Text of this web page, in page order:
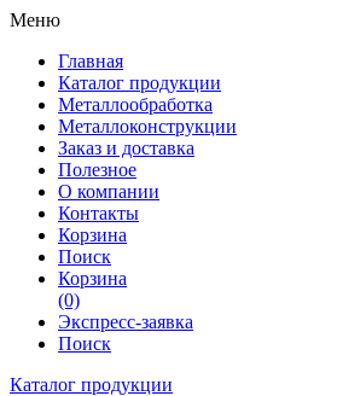
Меню
Главная
Каталог продукции
Металлообработка
Металлоконструкции
Заказ и доставка
Полезное
О компании
Контакты
Корзина
Поиск
Корзина
(0)
Экспресс-заявка
Поиск
Каталог продукции